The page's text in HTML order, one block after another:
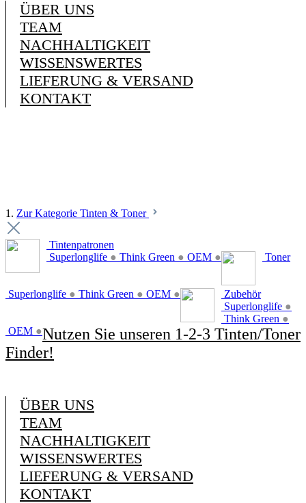
ÜBER UNS
TEAM
NACHHALTIGKEIT
WISSENSWERTES
LIEFERUNG & VERSAND
KONTAKT
1. Zur Kategorie Tinten & Toner
Tintenpatronen
Superlonglife ● Think Green ● OEM ● Toner
Superlonglife ● Think Green ● OEM ●
Zubehör
Superlonglife ●
Think Green ●
OEM ●Nutzen Sie unseren 1-2-3 Tinten/Toner
Finder!
ÜBER UNS
TEAM
NACHHALTIGKEIT
WISSENSWERTES
LIEFERUNG & VERSAND
KONTAKT